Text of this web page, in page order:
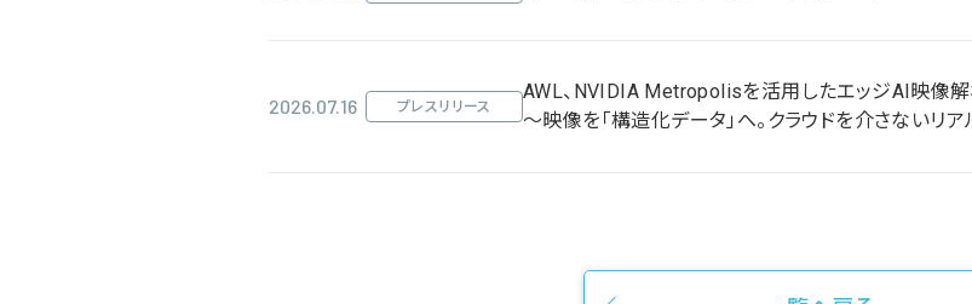
2026.07.16 プレスリリース
AWL、NVIDIA Metropolisを活用したエッジAI映像
～映像を「構造化データ」へ。クラウドを介さないリ